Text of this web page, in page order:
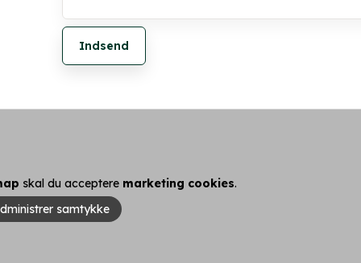
skal du acceptere marketing cookies.
samtykke